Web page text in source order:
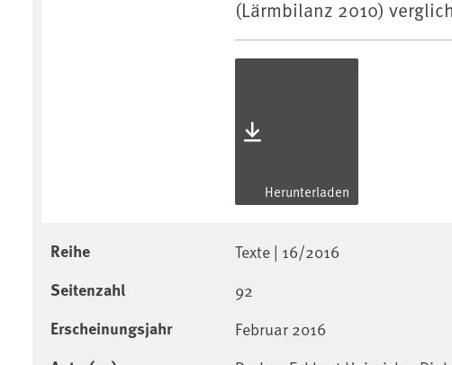
(Lärmbilanz 2010)
Herunterladen
Reihe Texte | 16/2016
Seitenzahl 92
Erscheinungsjahr Februar 2016